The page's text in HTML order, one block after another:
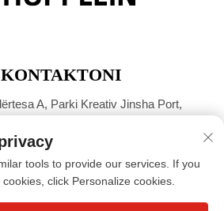
A, Parki Kreativ Jinsha Port,
tools to provide our services. If you
click Personalize cookies.